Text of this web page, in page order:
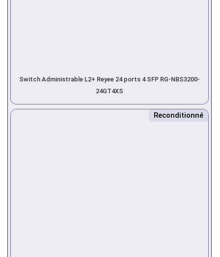
Switch Administrable L2+ Reyee 24 ports 4 SFP RG-NBS3200-
24GT4XS
Reconditionné